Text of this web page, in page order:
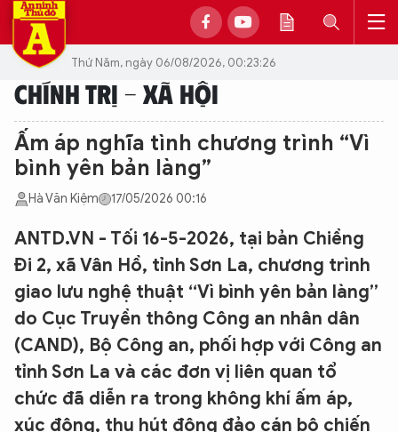
Thứ Năm, ngày 06/08/2026, 00:23:26
CHÍNH TRỊ - XÃ HỘI
Ấm áp nghĩa tình chương trình “Vì
bình yên bản làng”
Hà Văn Kiệm 17/05/2026 00:16
ANTD.VN - Tối 16-5-2026, tại bản Chiềng
Đi 2, xã Vân Hồ, tỉnh Sơn La, chương trình
giao lưu nghệ thuật “Vì bình yên bản làng”
do Cục Truyền thông Công an nhân dân
(CAND), Bộ Công an, phối hợp với Công an
tỉnh Sơn La và các đơn vị liên quan tổ
chức đã diễn ra trong không khí ấm áp,
xúc động, thu hút đông đảo cán bộ chiến